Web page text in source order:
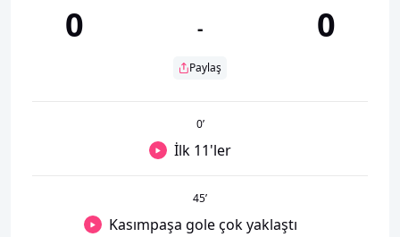
0 -
Paylaş
0
0’
İlk 11'ler
45’
Kasımpaşa gole çok yaklaştı